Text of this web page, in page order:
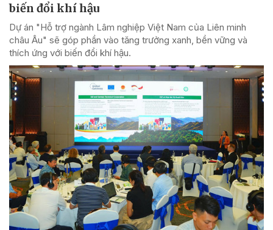
biến đổi khí hậu
Dự án "Hỗ trợ ngành Lâm nghiệp Việt Nam của Liên minh
châu Âu" sẽ góp phần vào tăng trưởng xanh, bền vững và
thích ứng với biến đổi khí hậu.